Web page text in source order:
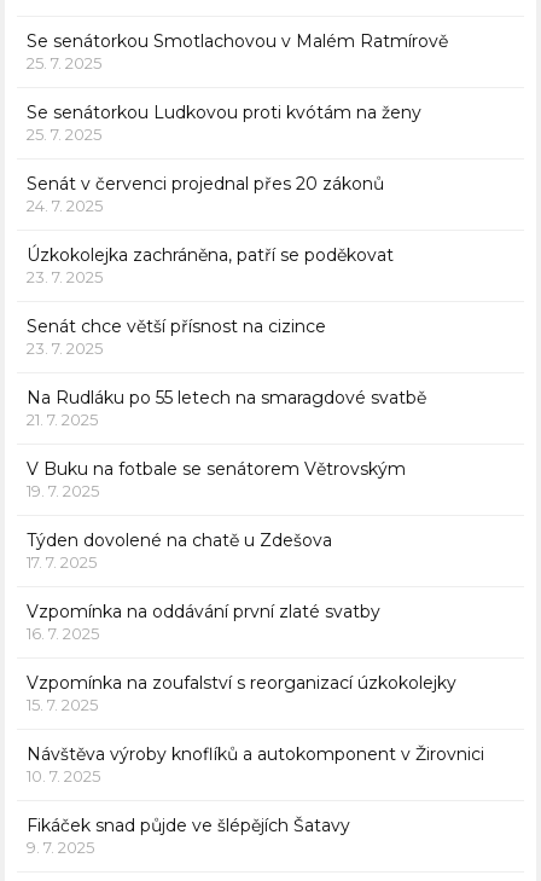
Se senátorkou Smotlachovou v Malém Ratmírově
25. 7. 2025
Se senátorkou Ludkovou proti kvótám na ženy
25. 7. 2025
Senát v červenci projednal přes 20 zákonů
24. 7. 2025
Úzkokolejka zachráněna, patří se poděkovat
23. 7. 2025
Senát chce větší přísnost na cizince
23. 7. 2025
Na Rudláku po 55 letech na smaragdové svatbě
21. 7. 2025
V Buku na fotbale se senátorem Větrovským
19. 7. 2025
Týden dovolené na chatě u Zdešova
17. 7. 2025
Vzpomínka na oddávání první zlaté svatby
16. 7. 2025
Vzpomínka na zoufalství s reorganizací úzkokolejky
15. 7. 2025
Návštěva výroby knoflíků a autokomponent v Žirovnici
10. 7. 2025
Fikáček snad půjde ve šlépějích Šatavy
9. 7. 2025